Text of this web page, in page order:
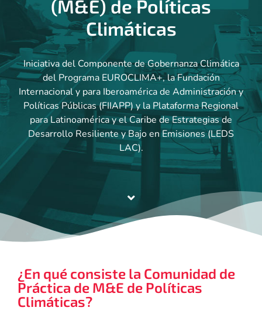
(M&E) de Políticas
Climáticas
Iniciativa del Componente de Gobernanza Climática
del Programa EUROCLIMA+, la Fundación
Internacional y para Iberoamérica de Administración y
Políticas Públicas (FIIAPP) y la Plataforma Regional
para Latinoamérica y el Caribe de Estrategias de
Desarrollo Resiliente y Bajo en Emisiones (LEDS
LAC).
¿En qué consiste la Comunidad de
Práctica de M&E de Políticas
Climáticas?